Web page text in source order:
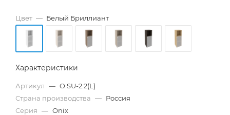
Цвет — Белый Бриллиант
Характеристики
Артикул — O.SU-2.2(L)
Страна производства — Россия
Серия — Onix